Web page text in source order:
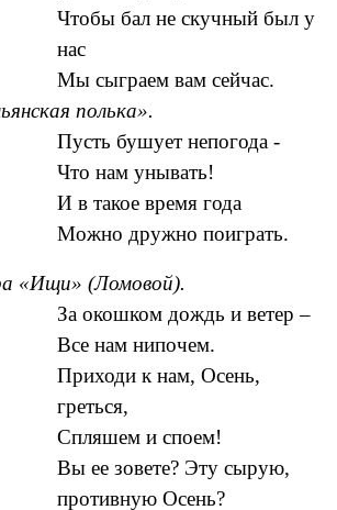
Чтобы бал не скучный был у
нас
Мы сыграем вам сейчас.
полька».
Пусть бушует непогода -
Что нам унывать!
И в такое время года
Можно дружно поиграть.
«Ищи» (Ломовой).
За окошком дождь и ветер –
Все нам нипочем.
Приходи к нам, Осень,
греться,
Спляшем и споем!
Вы ее зовете? Эту сырую,
противную Осень?